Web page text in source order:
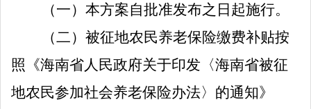
（一） 本方案自批准发布之日起施行。
（二） 被征地农民养老保险缴费补贴按
照《海南省人民政府关于印发〈海南省被征
地农民参加社会养老保险办法〉的通知》